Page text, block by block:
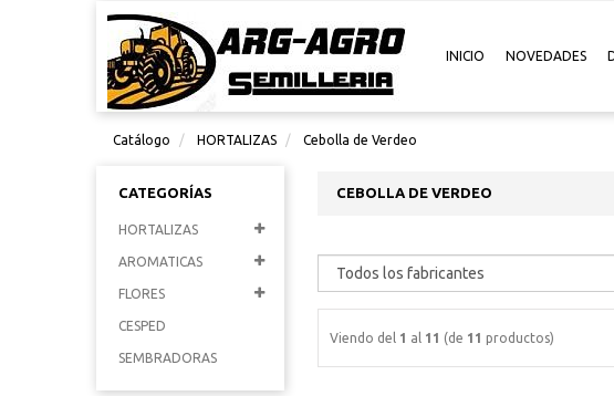
INICIO NOVEDADES
Catálogo HORTALIZAS Cebolla de Verdeo
CATEGORÍAS
HORTALIZAS
AROMATICAS
FLORES
CESPED
SEMBRADORAS
CEBOLLA DE VERDEO
Viendo del 1 al 11 (de 11 productos)